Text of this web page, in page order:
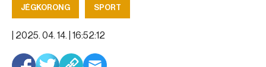
JÉGKORONG SPORT
2025. 04. 14. | 16:52:12